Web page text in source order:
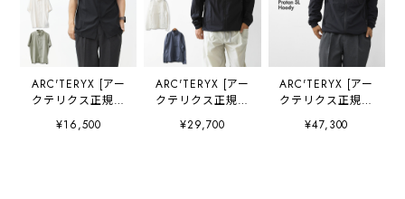
ARC'TERYX [アー
クテリクス正規代
理店] Skyline SS
Shirt Men's
¥16,500
ARC'TERYX [アー
クテリクス正規代
理店] Squamish
Jacket M
¥29,700
ARC'TERYX [アー
クテリクス正規代
理店] Proton SL
Hoody M
¥47,300